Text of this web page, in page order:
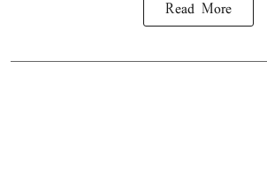
Read More